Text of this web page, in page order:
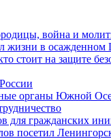
война и
жизни в осажденном
стоит на защите
органы Южной
для гражданских
посетил